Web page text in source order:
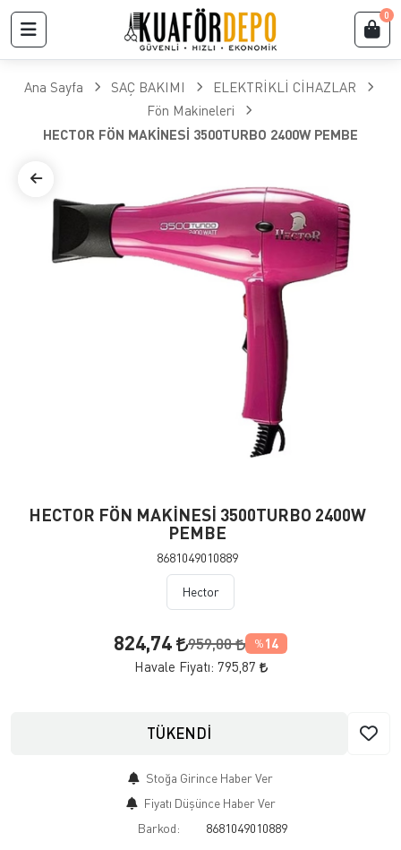
0
Ana Sayfa SAÇ BAKIMI
ELEKTRİKLİ CİHAZLAR
Fön Makineleri
HECTOR FÖN MAKİNESİ 3500TURBO 2400W PEMBE
HECTOR FÖN MAKİNESİ 3500TURBO 2400W
PEMBE
8681049010889
Hector
824,74 959,00 % 14
Havale Fiyatı: 795,87
TÜKENDİ
Stoğa Girince Haber Ver
Fiyatı Düşünce Haber Ver
Barkod:
8681049010889